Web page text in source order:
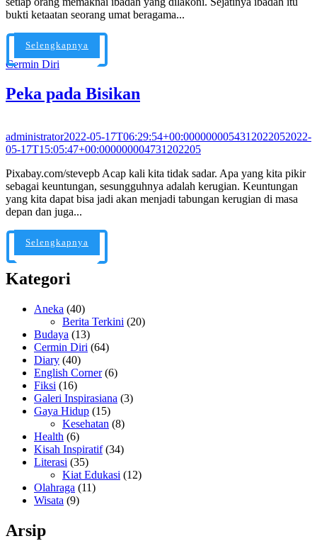
bukti ketaatan seorang umat beragama...
Selengkapnya
Cermin Diri
Peka pada Bisikan
administrator2022-05-17T06:29:54+00:0000000054312022052022-
05-17T15:05:47+00:000000004731202205
Pixabay.com/stevepb Acap kali kita tidak sadar. Apa yang kita pikir
sebagai keuntungan, sesungguhnya adalah kerugian. Keuntungan
yang kita dapat bisa jadi akan menjadi tabungan kerugian di masa
depan dan juga...
Selengkapnya
Kategori
Aneka (40)
Berita Terkini (20)
Budaya (13)
Cermin Diri (64)
Diary (40)
English Corner(6)
Fiksi (16)
Galeri Inspirasiana (3)
Gaya Hidup (15)
Kesehatan (8)
Health (6)
Kisah Inspiratif(34)
Literasi (35)
Kiat Edukasi (12)
Olahraga (11)
Wisata (9)
Arsip